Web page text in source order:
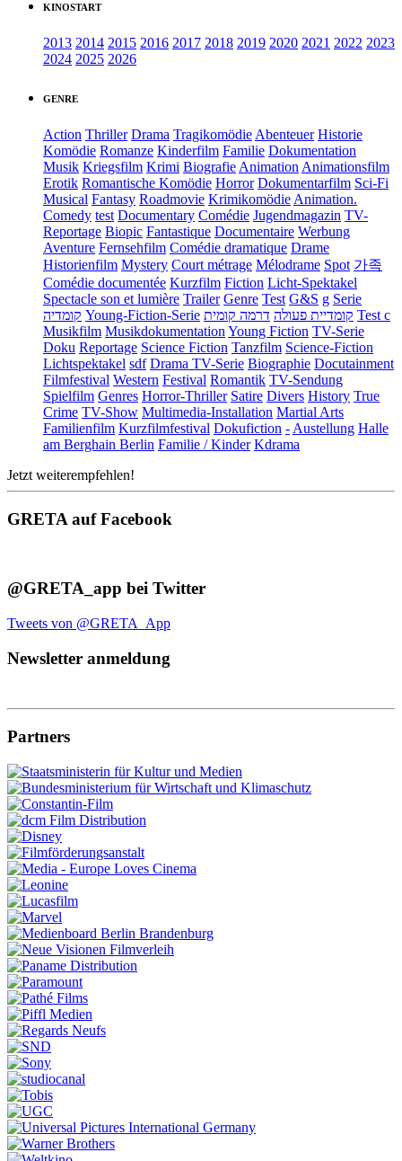
KINOSTART
2013 2014 2015 2016 2017 2018 2019 2020 2021 2022 2023
2024 2025 2026
GENRE
Action Thriller Drama Tragikomödie Abenteuer Historie
Komödie Romanze Kinderfilm Familie Dokumentation
Musik Kriegsfilm Krimi Biografie Animation Animationsfilm
Erotik Romantische Komödie Horror Dokumentarfilm Sci-Fi
Musical Fantasy Roadmovie Krimikomödie Animation.
Comedy test Documentary Comédie Jugendmagazin TV-
Reportage Biopic Fantastique Documentaire Werbung
Aventure Fernsehfilm Comédie dramatique Drame
Historienfilm Mystery Court métrage Mélodrame Spot 가족
Comédie documentée Kurzfilm Fiction Licht-Spektakel
Spectacle son et lumière Trailer Genre Test G&S g Serie
קומדיה Young-Fiction-Serie קומדיית פעולה דרמה קומית
Test c
Musikfilm Musikdokumentation Young Fiction TV-Serie
Doku Reportage Science Fiction Tanzfilm Science-Fiction
Lichtspektakel sdf Drama TV-Serie Biographie Docutainment
Filmfestival Western Festival Romantik TV-Sendung
Spielfilm Genres Horror-Thriller Satire Divers History True
Crime TV-Show Multimedia-Installation Martial Arts
Familienfilm Kurzfilmfestival Dokufiction - Austellung Halle
am Berghain Berlin Familie / Kinder Kdrama
Jetzt weiterempfehlen!
GRETA auf Facebook
@GRETA_app bei Twitter
Tweets von @GRETA_App
Newsletter anmeldung
Partners